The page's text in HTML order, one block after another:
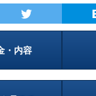
見(料金・機材など)
・販売
査の流れ
・内容